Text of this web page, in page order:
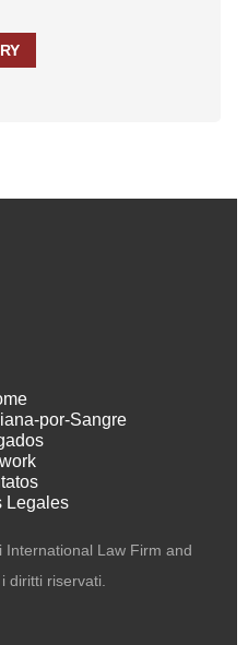
por-Sangre
Legales
Law Firm and
diritti riservati.